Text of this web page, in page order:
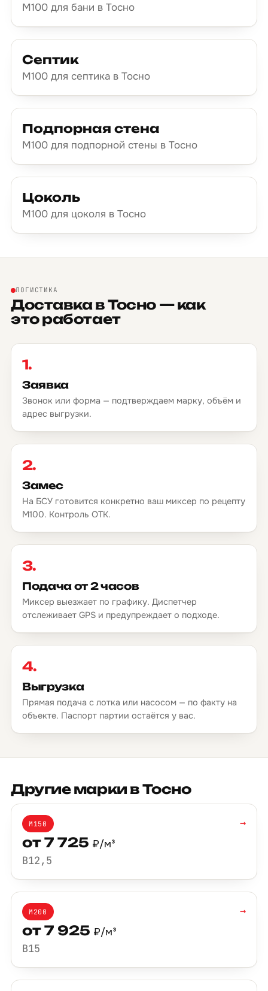
М100 для бани в Тосно
Септик
М100 для септика в Тосно
Подпорная стена
М100 для подпорной стены в Тосно
Цоколь
М100 для цоколя в Тосно
ЛОГИСТИКА
Доставка в Тосно — как
это работает
1.
Заявка
Звонок или форма — подтверждаем марку, объём и
адрес выгрузки.
2.
Замес
На БСУ готовится конкретно ваш миксер по рецепту
М100. Контроль ОТК.
3.
Подача от 2 часов
Миксер выезжает по графику. Диспетчер
отслеживает GPS и предупреждает о подходе.
4.
Выгрузка
Прямая подача с лотка или насосом — по факту на
объекте. Паспорт партии остаётся у вас.
Другие марки в Тосно
М150
от 7 725 ₽/м³
B12,5
→
М200
от 7 925 ₽/м³
B15
→